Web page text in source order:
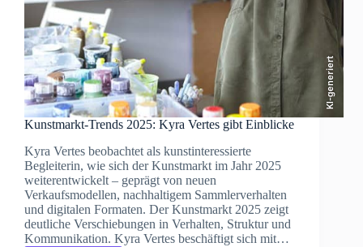
KI-generiert
Kunstmarkt-Trends 2025: Kyra Vertes gibt Einblicke
Kyra Vertes beobachtet als kunstinteressierte
Begleiterin, wie sich der Kunstmarkt im Jahr 2025
weiterentwickelt – geprägt von neuen
Verkaufsmodellen, nachhaltigem Sammlerverhalten
und digitalen Formaten. Der Kunstmarkt 2025 zeigt
deutliche Verschiebungen in Verhalten, Struktur und
Kommunikation. Kyra Vertes beschäftigt sich mit…